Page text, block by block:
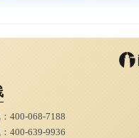
400-068-7188
400-639-9936